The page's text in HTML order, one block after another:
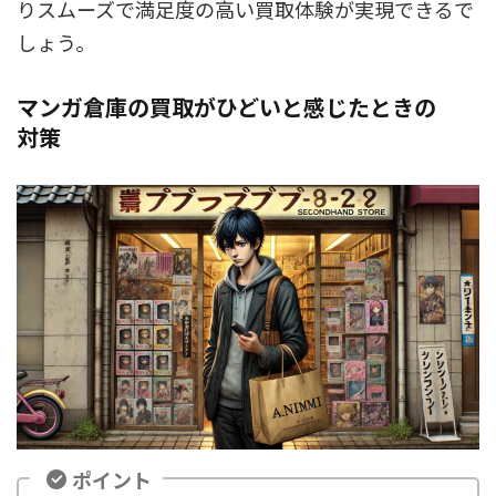
りスムーズで満足度の高い買取体験が実現できるで
しょう。
マンガ倉庫の買取がひどいと感じたときの
対策
ポイント